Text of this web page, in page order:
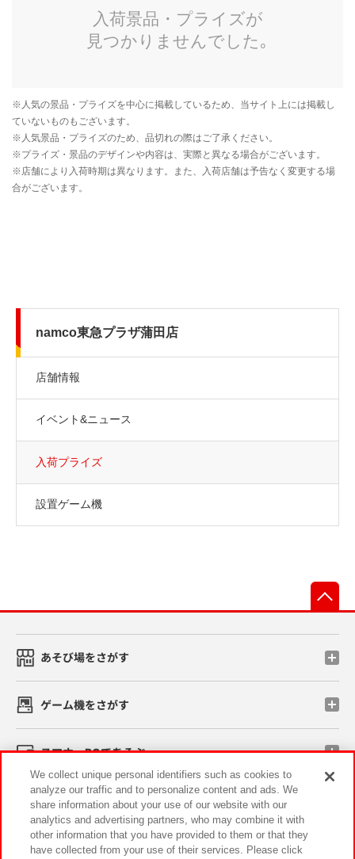
namco東急プラザ蒲田店
店舗情報
イベント&ニュース
入荷プライズ
設置ゲーム機
あそび場をさがす
ゲーム機をさがす
スマホ・PCであそぶ
イベント・キャンペーン
We collect unique personal identifiers such as cookies to
analyze our traffic and to personalize content and ads. We
share information about your use of our website with our
analytics and advertising partners, who may combine it with
other information that you have provided to them or that they
have collected from your use of their services. Please click